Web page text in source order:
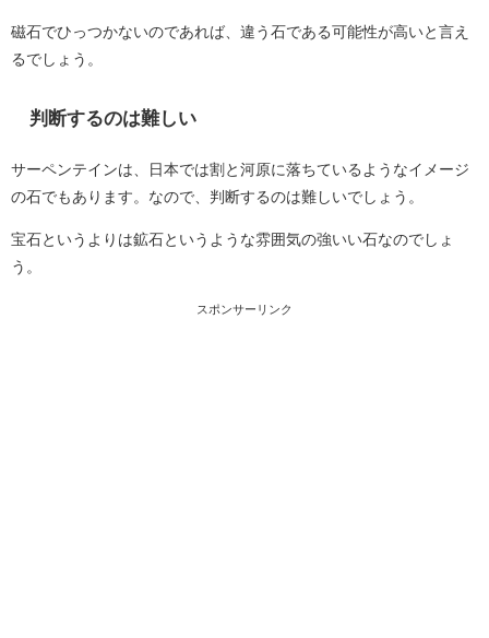
磁石でひっつかないのであれば、違う石である可能性が高いと言え
るでしょう。
判断するのは難しい
サーペンテインは、日本では割と河原に落ちているようなイメージ
の石でもあります。なので、判断するのは難しいでしょう。
宝石というよりは鉱石というような雰囲気の強いい石なのでしょ
う。
スポンサーリンク